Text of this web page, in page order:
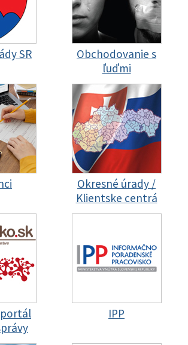
SR
Obchodovanie s
ľuďmi
Okresné úrady /
Klientske centrá
IPP